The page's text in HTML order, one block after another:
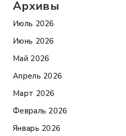
Архивы
Июль 2026
Июнь 2026
Май 2026
Апрель 2026
Март 2026
Февраль 2026
Январь 2026